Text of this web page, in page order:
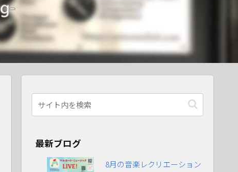
最新ブログ
8月の音楽レクリエーション